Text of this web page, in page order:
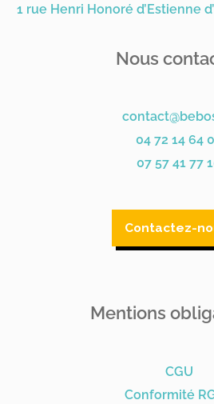
1 rue Henri Honoré d’Estienne
Nous
04 72 14 64
07 57 41 77
Contactez-
Mentions
CGU
Conformité